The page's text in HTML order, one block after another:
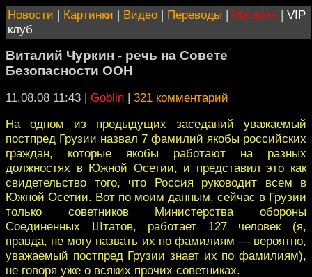
Новости | Картинки | Видео | Переводы | Магазин | VIP
клуб
Виталий Чуркин - речь на Совете
Безопасности ООН
11.08.08 11:43 | Goblin | 321 комментарий
На одном из предыдущих заседаний уважаемый
постпред Грузии назвал 7 фамилий якобы российских
граждан, которые якобы работают на разных
должностях в Южной Осетии, и представил это как
свидетельство того, что Россия руководит всем в
Южной Осетии. Вот по моим данным, сейчас в Грузии
только советников Министерства обороны
Соединенных Штатов, работает 127 человек (я,
правда, не могу назвать их по фамилиям — вероятно,
уважаемый постпред Грузии знает их по фамилиям),
не говоря уже о всяких прочих советниках.